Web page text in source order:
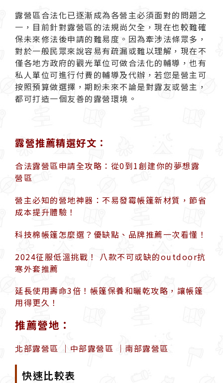
露營區合法化已逐漸成為各營主必須面對的問題之
一，目前針對露營區的法規尚欠全，現在也較難確
保未來修法後申請的難易度。因為牽涉法條眾多，
對於一般民眾來說容易有疏漏或難以理解，現在不
僅各地方政府的觀光單位可做合法化的輔導，也有
私人單位可進行付費的輔導及代辦，若您是營主可
按照預算做選擇，期盼未來不論是對露友或營主，
都可打造一個友善的露營環境。
露營推薦精選好文：
合法露營區申請全攻略：從0到1創建你的夢想露
營區
營主必知的營地神器：不易發霉帳篷新材質，節省
成本提升體驗！
科技棉帳篷怎麼選？優缺點、品牌推薦一次看懂！
2024征服低溫挑戰！ 八款不可或缺的outdoor抗
寒外套推薦
延長使用壽命3倍！帳篷保養和曬乾攻略，讓帳篷
用得更久！
推薦營地：
北部露營區 ｜ 中部露營區 ｜ 南部露營區
快速比較表